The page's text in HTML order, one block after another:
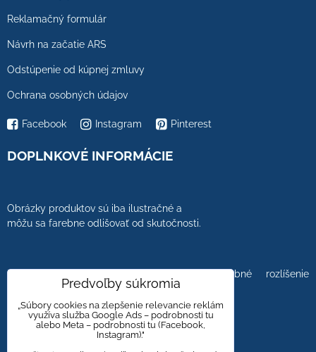
Reklamačný formulár
Návrh na začatie ARS
Odstúpenie od kúpnej zmluvy
Ochrana osobných údajov
Facebook Instagram Pinterest
DOPLNKOVÉ INFORMÁCIE
Obrázky produktov sú iba ilustračné a
môžu sa farebne odlišovať od skutočnosti.
Farebnosť obrázkov tiež ovplyvňuje farebné rozlíšenie
zobrazovacej jednotky.
Obklady a dlažby s kameninovým, mramorovým,
Predvoľby súkromia
„Súbory cookies na zlepšenie relevancie reklám
využíva služba Google Ads – podrobnosti tu
alebo Meta – podrobnosti tu (Facebook,
Instagram)."